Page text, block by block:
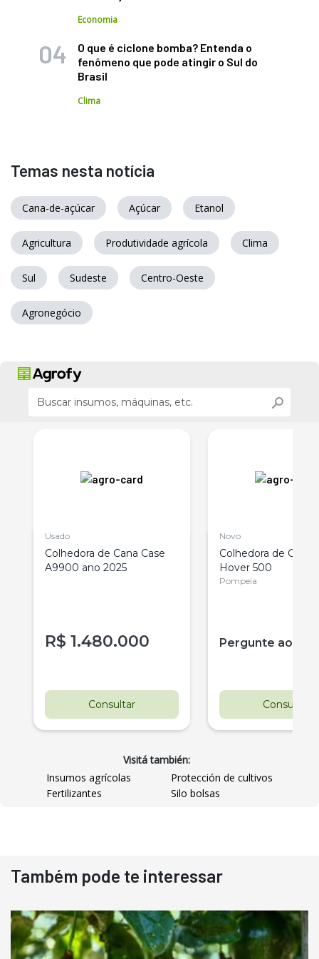
Economia
O que é ciclone bomba? Entenda o
fenômeno que pode atingir o Sul do
Brasil
Clima
Temas nesta notícia
Cana-de-açúcar Açúcar Etanol
Agricultura Produtividade agrícola Clima
Sul Sudeste Centro-Oeste
Agronegócio
Usado
Colhedora de Cana Case
A9900 ano 2025
R$ 1.480.000
Consultar
Novo
Colhedora de Cana
Hover 500
Pompeia
Pergunte ao
Consultar
Visitá también:
Insumos agrícolas
Protección de cultivos
Fertilizantes
Silo bolsas
Também pode te interessar